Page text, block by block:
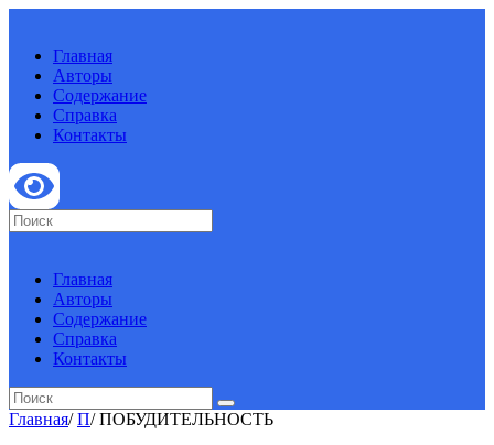
Главная
Авторы
Содержание
Справка
Контакты
Главная
Авторы
Содержание
Справка
Контакты
Главная/ П/ ПОБУДИТЕЛЬНОСТЬ